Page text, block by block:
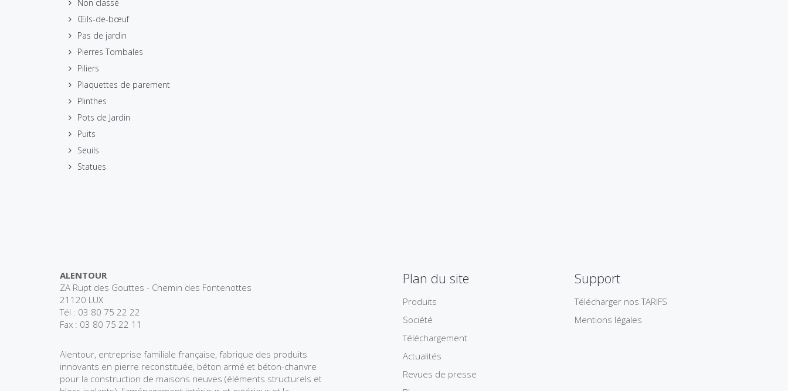
Non classé
Œils-de-bœuf
Pas de jardin
Pierres Tombales
Piliers
Plaquettes de parement
Plinthes
Pots de Jardin
Puits
Seuils
Statues
ALENTOUR
ZA Rupt des Gouttes - Chemin des Fontenottes
21120 LUX
Tél : 03 80 75 22 22
Fax : 03 80 75 22 11
Alentour, entreprise familiale française, fabrique des produits
innovants en pierre reconstituée, béton armé et béton-chanvre
pour la construction de maisons neuves (éléments structurels et
Plan du site
Produits
Société
Téléchargement
Actualités
Revues de presse
Support
Télécharger nos TARIFS
Mentions légales